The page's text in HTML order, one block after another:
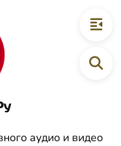
аудио и видео